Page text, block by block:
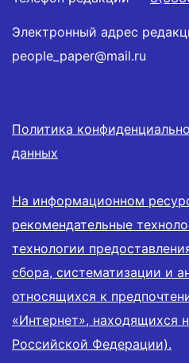
Электронный адрес
people_paper@mail.ru
Политика
данных
На информационном
рекомендательные
технологии
сбора, систематизации и
относящихся к
«Интернет», находящихся
Российской Федерации).